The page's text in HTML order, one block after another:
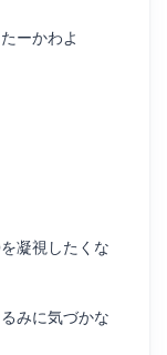
ーかわよ
凝視したくな
みに気づかな